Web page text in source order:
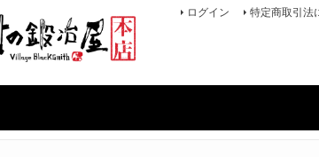
ログイン 特定商取引法